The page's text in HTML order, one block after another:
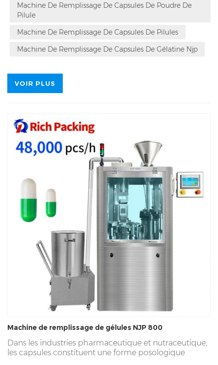
le problème de contamination de la poudre
pharmaceutique recyclée.
Machine De Remplissage De Capsules De Poudre De
Pilule
Machine De Remplissage De Capsules De Pilules
Machine De Remplissage De Capsules De Gélatine Njp
VOIR PLUS
Machine de remplissage de gélules NJP 800
Dans les industries pharmaceutique et nutraceutique,
les capsules constituent une forme posologique